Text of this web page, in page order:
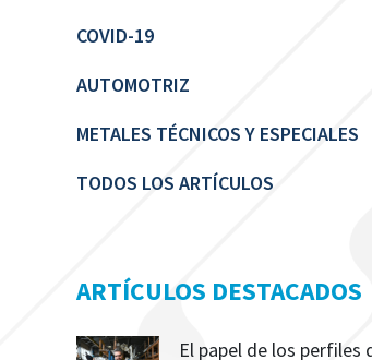
COVID-19
AUTOMOTRIZ
METALES TÉCNICOS Y ESPECIALES
TODOS LOS ARTÍCULOS
ARTÍCULOS DESTACADOS
El papel de los perfiles